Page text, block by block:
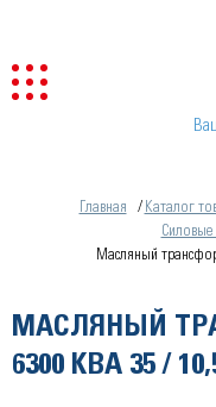
Главная Каталог
Масляный
МАСЛЯНЫЙ
6300 КВА 35 /